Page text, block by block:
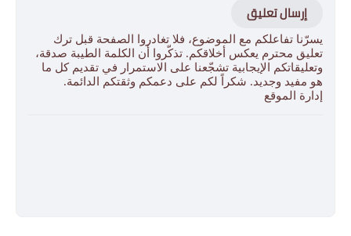
إرسال تعليق
يسرّنا تفاعلكم مع الموضوع، فلا تغادروا الصفحة قبل ترك
تعليق محترم يعكس أخلاقكم. تذكّروا أن الكلمة الطيبة صدقة،
وتعليقاتكم الإيجابية تشجّعنا على الاستمرار في تقديم كل ما
هو مفيد وجديد. شكراً لكم على دعمكم وثقتكم الدائمة.
إدارة الموقع